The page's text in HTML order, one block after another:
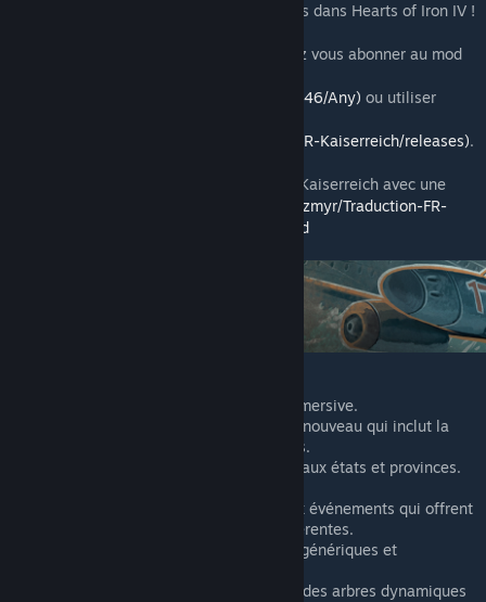
Réécrivez l'histoire (encore), mais cette fois dans Hearts of Iron IV !
En cas de soucis d'installation, vous pouvez vous abonner au mod
(https://mods.paradoxplaza.com/mods/21046/Any) ou utiliser
(https://github.com/TheAzmyr/Traduction-FR-Kaiserreich/releases).
Guide d'installation manuelle pour jouer à Kaiserreich avec une
https://github.com/TheAzmyr/Traduction-FR-
Kaiserreich/blob/master/docs/install_FR.md
Un scénario d'histoire alternative immersive.
Un système politique complètement nouveau qui inclut la
popularité des partis et des ministres.
Une carte retravaillée avec de nouveaux états et provinces.
Des dizaines de milliers de nouveaux événements qui offrent
un large éventail de possibilités différentes.
Des centaines de décisions à la fois génériques et
Plus de 100 arbres cibles, y compris des arbres dynamiques